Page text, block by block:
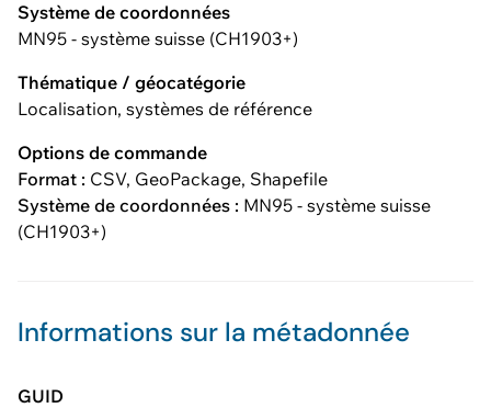
Système de coordonnées
MN95 - système suisse (CH1903+)
Thématique / géocatégorie
Localisation, systèmes de référence
Options de commande
Format : CSV, GeoPackage, Shapefile
Système de coordonnées : MN95 - système suisse
(CH1903+)
Informations sur la métadonnée
GUID